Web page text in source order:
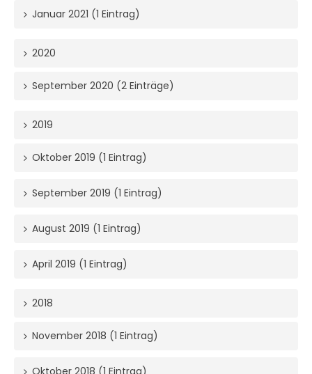
Januar 2021 (1 Eintrag)
2020
September 2020 (2 Einträge)
2019
Oktober 2019 (1 Eintrag)
September 2019 (1 Eintrag)
August 2019 (1 Eintrag)
April 2019 (1 Eintrag)
2018
November 2018 (1 Eintrag)